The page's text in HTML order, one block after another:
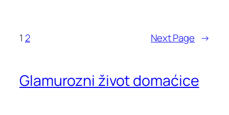
1 2 Next Page →
Glamurozni život domaćice